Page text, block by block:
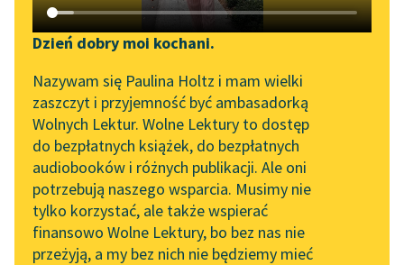
Katalog DAISY
Podkasty o książkach
Zgłoś brak utworu
Aktualności
„Prokurator Alicja Horn”
do słuchania
Byliśmy częścią AI Impact
Lab
Zapraszamy na spotkanie
online z tłumaczkami
Narzędzia
Mapa Wolnych Lektur
Leśmianator
Przewodnik dla piszących i
czytających
Dzień dobry moi kochani.
Nazywam się Paulina Holtz i mam wielki
zaszczyt i przyjemność być ambasadorką
Wolnych Lektur. Wolne Lektury to dostęp
do bezpłatnych książek, do bezpłatnych
audiobooków i różnych publikacji. Ale oni
potrzebują naszego wsparcia. Musimy nie
tylko korzystać, ale także wspierać
finansowo Wolne Lektury, bo bez nas nie
przeżyją, a my bez nich nie będziemy mieć
pobierz książkę